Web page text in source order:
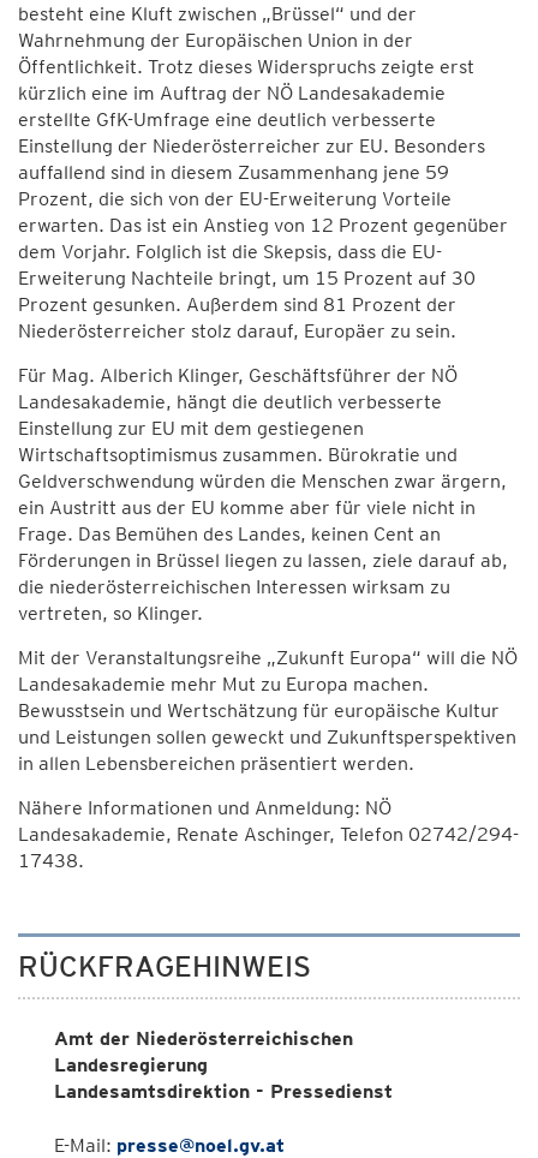
besteht eine Kluft zwischen „Brüssel“ und der
Wahrnehmung der Europäischen Union in der
Öffentlichkeit. Trotz dieses Widerspruchs zeigte erst
kürzlich eine im Auftrag der NÖ Landesakademie
erstellte GfK-Umfrage eine deutlich verbesserte
Einstellung der Niederösterreicher zur EU. Besonders
auffallend sind in diesem Zusammenhang jene 59
Prozent, die sich von der EU-Erweiterung Vorteile
erwarten. Das ist ein Anstieg von 12 Prozent gegenüber
dem Vorjahr. Folglich ist die Skepsis, dass die EU-
Erweiterung Nachteile bringt, um 15 Prozent auf 30
Prozent gesunken. Außerdem sind 81 Prozent der
Niederösterreicher stolz darauf, Europäer zu sein.
Für Mag. Alberich Klinger, Geschäftsführer der NÖ
Landesakademie, hängt die deutlich verbesserte
Einstellung zur EU mit dem gestiegenen
Wirtschaftsoptimismus zusammen. Bürokratie und
Geldverschwendung würden die Menschen zwar ärgern,
ein Austritt aus der EU komme aber für viele nicht in
Frage. Das Bemühen des Landes, keinen Cent an
Förderungen in Brüssel liegen zu lassen, ziele darauf ab,
die niederösterreichischen Interessen wirksam zu
vertreten, so Klinger.
Mit der Veranstaltungsreihe „Zukunft Europa“ will die NÖ
Landesakademie mehr Mut zu Europa machen.
Bewusstsein und Wertschätzung für europäische Kultur
und Leistungen sollen geweckt und Zukunftsperspektiven
in allen Lebensbereichen präsentiert werden.
Nähere Informationen und Anmeldung: NÖ
Landesakademie, Renate Aschinger, Telefon 02742/294-
17438.
RÜCKFRAGEHINWEIS
Amt der Niederösterreichischen
Landesregierung
Landesamtsdirektion - Pressedienst
E-Mail: presse@noel.gv.at